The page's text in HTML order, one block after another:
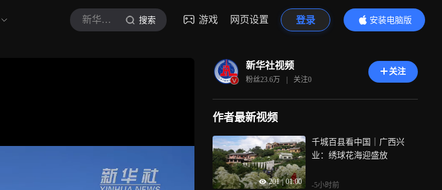
新华社视频 搜索 游戏 网页设置 登录
安装电脑版
内容更精彩
新华社视频
粉丝23.6万 | 关注0
关注
作者最新视频
201 | 01:00
千城百县看中国｜广西兴
业：绣球花海迎盛放
-5小时前